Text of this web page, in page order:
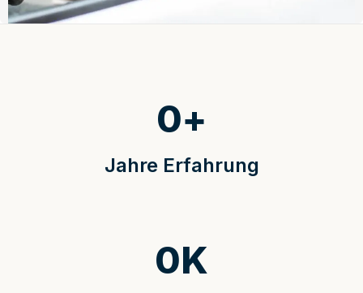
Jahre Erfahrung
0+
0K